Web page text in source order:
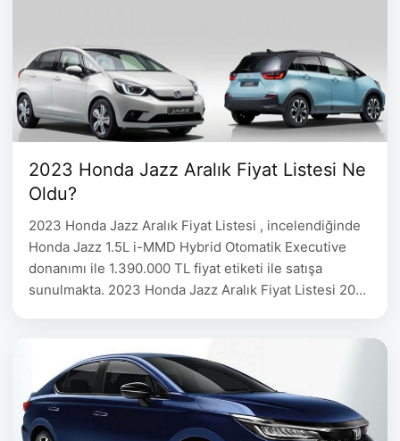
2023 Honda Jazz Aralık Fiyat Listesi Ne
Oldu?
2023 Honda Jazz Aralık Fiyat Listesi , incelendiğinde
Honda Jazz 1.5L i-MMD Hybrid Otomatik Executive
donanımı ile 1.390.000 TL fiyat etiketi ile satışa
sunulmakta. 2023 Honda Jazz Aralık Fiyat Listesi 2022
Sandero Ocak Fiyat Listesi 2023 Skoda Fabia Ocak
Fiyat Listesi 2023 …